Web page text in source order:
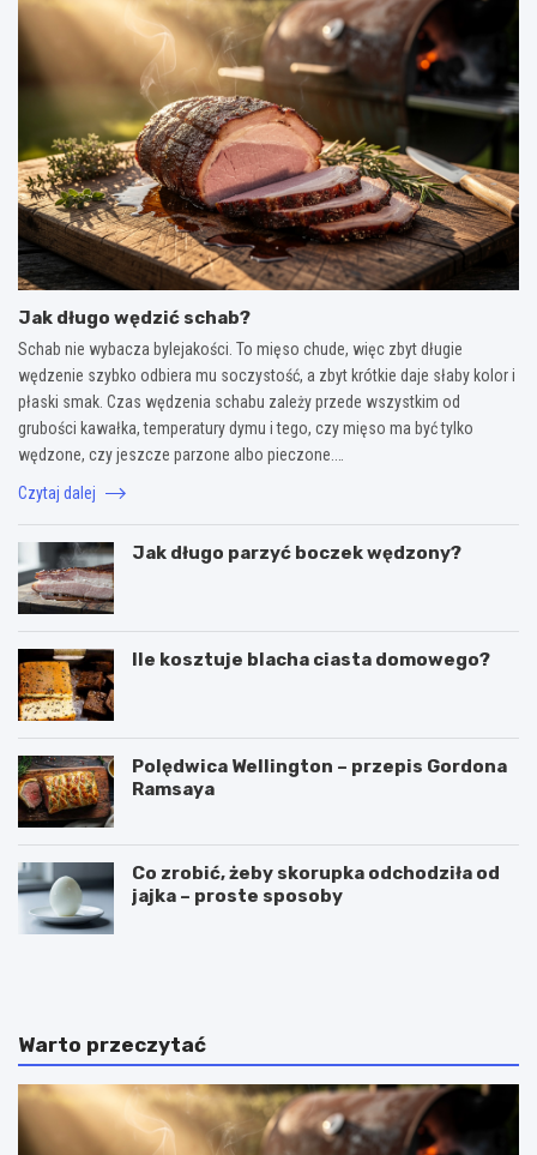
Jak długo wędzić schab?
Schab nie wybacza bylejakości. To mięso chude, więc zbyt długie
wędzenie szybko odbiera mu soczystość, a zbyt krótkie daje słaby kolor i
płaski smak. Czas wędzenia schabu zależy przede wszystkim od
grubości kawałka, temperatury dymu i tego, czy mięso ma być tylko
wędzone, czy jeszcze parzone albo pieczone.…
Czytaj dalej
Jak długo parzyć boczek wędzony?
Ile kosztuje blacha ciasta domowego?
Polędwica Wellington – przepis Gordona
Ramsaya
Co zrobić, żeby skorupka odchodziła od
jajka – proste sposoby
C
l
a
r
e
t
P
r
k
i
d
o
Warto przeczytać